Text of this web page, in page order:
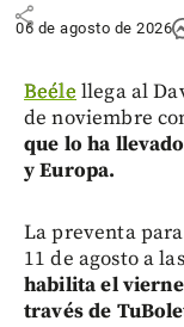
share
06 de agosto de 2026
Beéle llega al
de noviembre
que lo ha
y Europa.
La preventa
11 de agosto a
habilita el
través de